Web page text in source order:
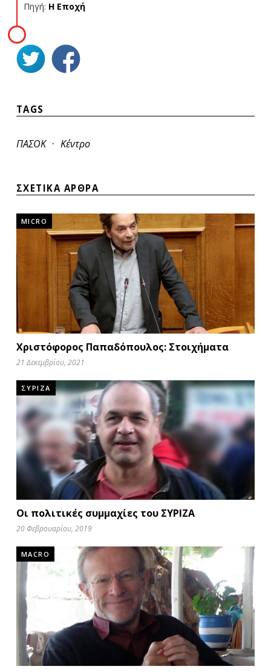
Πηγή: Η Εποχή
TAGS
ΠΑΣΟΚ · Κέντρο
ΣΧΕΤΙΚΑ ΑΡΘΡΑ
MICRO
Χριστόφορος Παπαδόπουλος: Στοιχήματα
21 Δεκεμβρίου, 2021
ΣΥΡΙΖΑ
Οι πολιτικές συμμαχίες του ΣΥΡΙΖΑ
20 Φεβρουαρίου, 2019
MACRO